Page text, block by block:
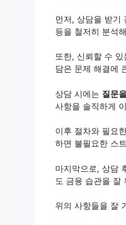
먼저, 상담을 받기
등을 철저히 분석
또한, 신뢰할 수 있
담은 문제 해결에
상담 시에는 질문
사항을 솔직하게
이후 절차와 필요
하면 불필요한 스
마지막으로, 상담
도 금융 습관을 잘
위의 사항들을 잘